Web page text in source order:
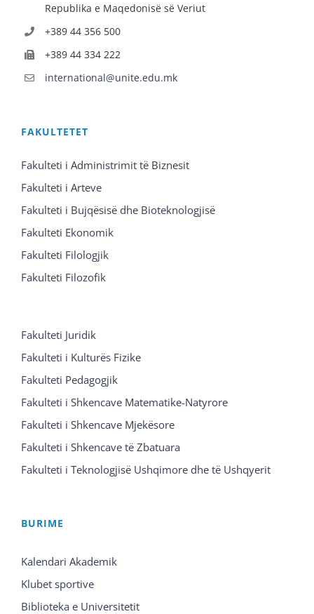
Republika e Maqedonisë së Veriut
+389 44 356 500
+389 44 334 222
international@unite.edu.mk
FAKULTETET
Fakulteti i Administrimit të Biznesit
Fakulteti i Arteve
Fakulteti i Bujqësisë dhe Bioteknologjisë
Fakulteti Ekonomik
Fakulteti Filologjik
Fakulteti Filozofik
Fakulteti Juridik
Fakulteti i Kulturës Fizike
Fakulteti Pedagogjik
Fakulteti i Shkencave Matematike-Natyrore
Fakulteti i Shkencave Mjekësore
Fakulteti i Shkencave të Zbatuara
Fakulteti i Teknologjisë Ushqimore dhe të Ushqyerit
BURIME
Kalendari Akademik
Klubet sportive
Biblioteka e Universitetit